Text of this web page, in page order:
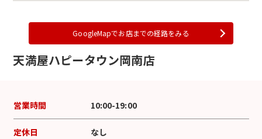
GoogleMapでお店までの経路をみる
天満屋ハピータウン岡南店
営業時間 10:00-19:00
定休日 なし